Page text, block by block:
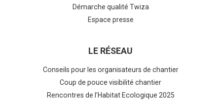
Démarche qualité Twiza
Espace presse
LE RÉSEAU
Conseils pour les organisateurs de chantier
Coup de pouce visibilité chantier
Rencontres de l'Habitat Ecologique 2025